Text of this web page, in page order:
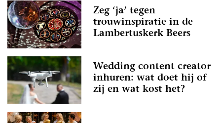
Zeg ‘ja’ tegen
trouwinspiratie in de
Lambertuskerk Beers
Wedding content creator
inhuren: wat doet hij of
zij en wat kost het?